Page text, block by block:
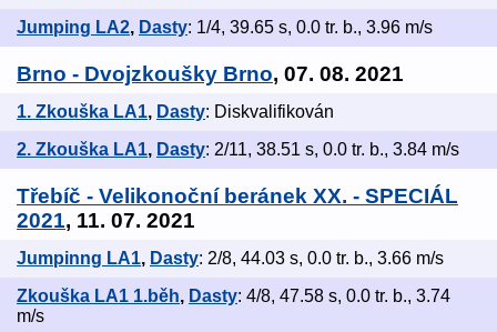
Jumping LA2, Dasty: 1/4, 39.65 s, 0.0 tr. b., 3.96 m/s
Brno - Dvojzkoušky Brno, 07. 08. 2021
1. Zkouška LA1, Dasty: Diskvalifikován
2. Zkouška LA1, Dasty: 2/11, 38.51 s, 0.0 tr. b., 3.84 m/s
Třebíč - Velikonoční beránek XX. - SPECIÁL
2021, 11. 07. 2021
Jumpinng LA1, Dasty: 2/8, 44.03 s, 0.0 tr. b., 3.66 m/s
Zkouška LA1 1.běh, Dasty: 4/8, 47.58 s, 0.0 tr. b., 3.74
m/s